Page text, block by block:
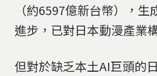
（約6597億新台幣），
進步，已對日本動漫產業
但對於缺乏本土AI巨頭的